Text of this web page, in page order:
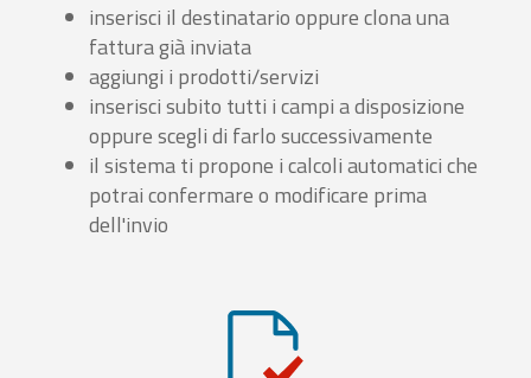
inserisci il destinatario oppure clona una
fattura già inviata
aggiungi i prodotti/servizi
inserisci subito tutti i campi a disposizione
oppure scegli di farlo successivamente
il sistema ti propone i calcoli automatici che
potrai confermare o modificare prima
dell'invio